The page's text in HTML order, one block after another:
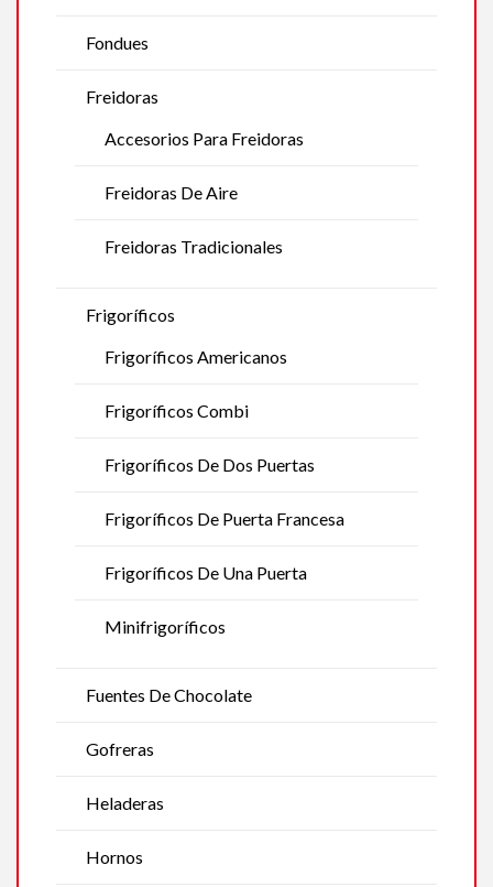
Fondues
Freidoras
Accesorios Para Freidoras
Freidoras De Aire
Freidoras Tradicionales
Frigoríficos
Frigoríficos Americanos
Frigoríficos Combi
Frigoríficos De Dos Puertas
Frigoríficos De Puerta Francesa
Frigoríficos De Una Puerta
Minifrigoríficos
Fuentes De Chocolate
Gofreras
Heladeras
Hornos